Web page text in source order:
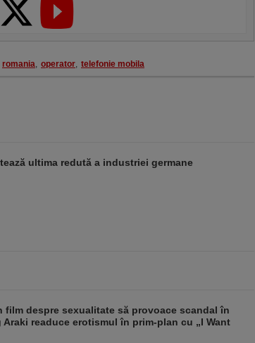
romania, operator, telefonie mobila
ultima redută a industriei germane
film despre sexualitate să provoace scandal în
Araki readuce erotismul în prim-plan cu „I Want